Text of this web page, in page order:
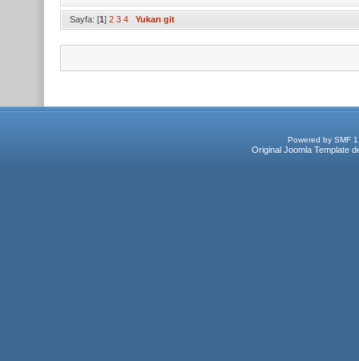
Sayfa: [1] 2 3 4 Yukarı git
Powered by SMF
Original Joomla Template